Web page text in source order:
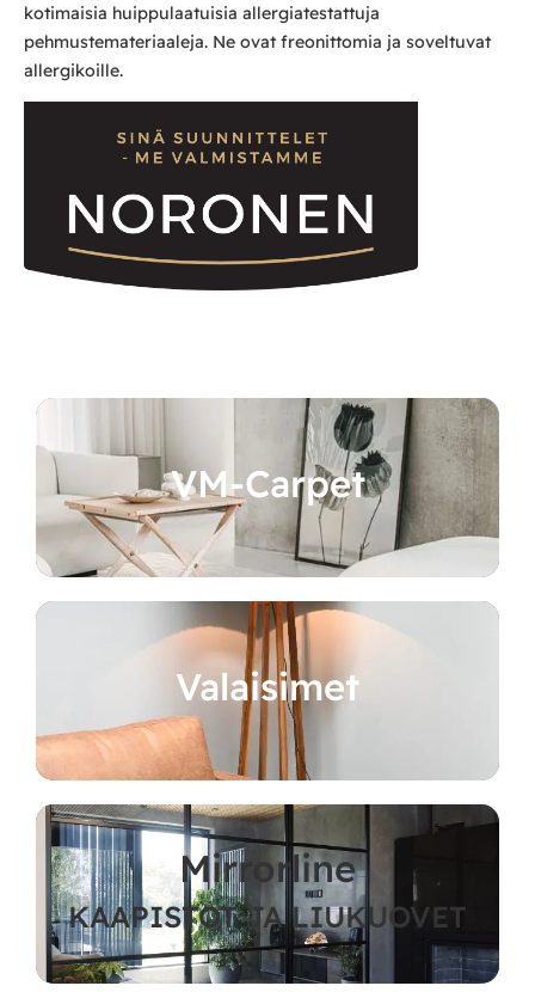
kotimaisia huippulaatuisia allergiatestattuja
pehmustemateriaaleja. Ne ovat freonittomia ja soveltuvat
allergikoille.
VM-Carpet
Valaisimet
Mirrorline
KAAPISTOT JA LIUKUOVET